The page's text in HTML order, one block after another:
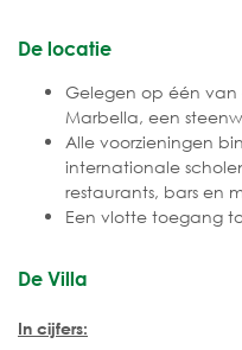
De locatie
Gelegen op één van
Marbella, een
Alle voorzieningen
internationale
restaurants, bars en
Een vlotte toegang
De Villa
In cijfers: